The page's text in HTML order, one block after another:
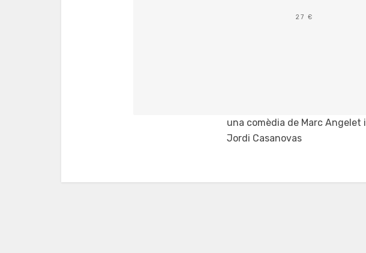
una comèdia de Marc Angelet i
Jordi Casanovas
27 €